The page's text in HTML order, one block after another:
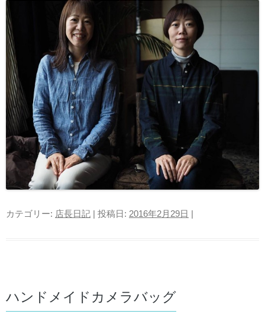
カテゴリー: 店長日記 | 投稿日: 2016年2月29日
ハンドメイドカメラバッグ